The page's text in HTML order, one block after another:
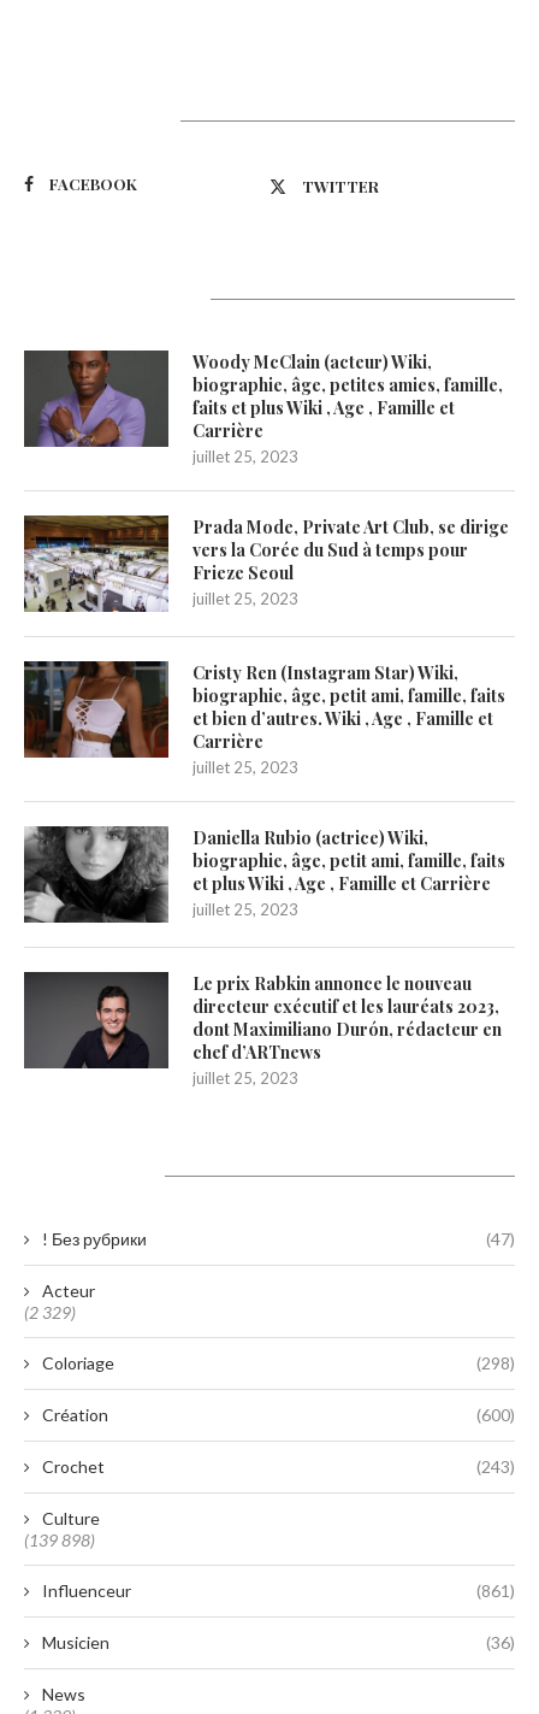
FACEBOOK TWITTER
Woody McClain (acteur) Wiki,
biographie, âge, petites amies, famille,
faits et plus Wiki , Age , Famille et
Carrière
juillet 25, 2023
Prada Mode, Private Art Club, se dirige
vers la Corée du Sud à temps pour
Frieze Seoul
juillet 25, 2023
Cristy Ren (Instagram Star) Wiki,
biographie, âge, petit ami, famille, faits
et bien d’autres. Wiki , Age , Famille et
Carrière
juillet 25, 2023
Daniella Rubio (actrice) Wiki,
biographie, âge, petit ami, famille, faits
et plus Wiki , Age , Famille et Carrière
juillet 25, 2023
Le prix Rabkin annonce le nouveau
directeur exécutif et les lauréats 2023,
dont Maximiliano Durón, rédacteur en
chef d’ARTnews
juillet 25, 2023
! Без рубрики (47)
Acteur
(2 329)
Coloriage (298)
Création (600)
Crochet (243)
Culture
(139 898)
Influenceur (861)
Musicien (36)
News